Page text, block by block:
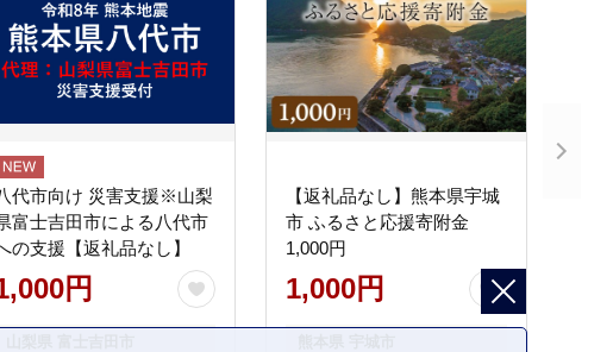
代市向け 災害支援※山梨
富士吉田市による八代市
の支援【返礼品なし】
円
【返礼品なし】熊本県宇城
市 ふるさと応援寄附金
1,000円
1,000円